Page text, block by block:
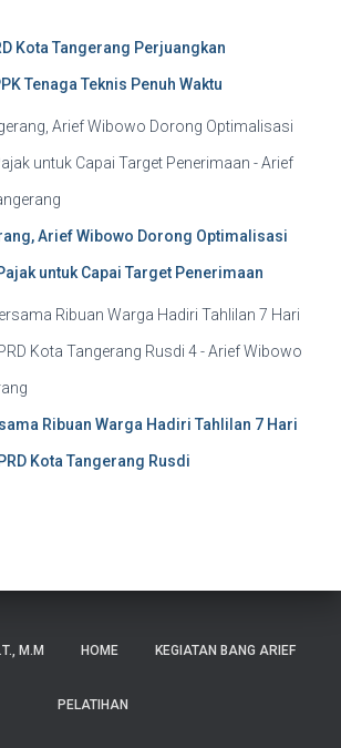
Kota Tangerang Perjuangkan
Tenaga Teknis Penuh Waktu
Arief Wibowo Dorong Optimalisasi
untuk Capai Target Penerimaan
Ribuan Warga Hadiri Tahlilan 7 Hari
Kota Tangerang Rusdi
M.M HOME KEGIATAN BANG ARIEF
PELATIHAN